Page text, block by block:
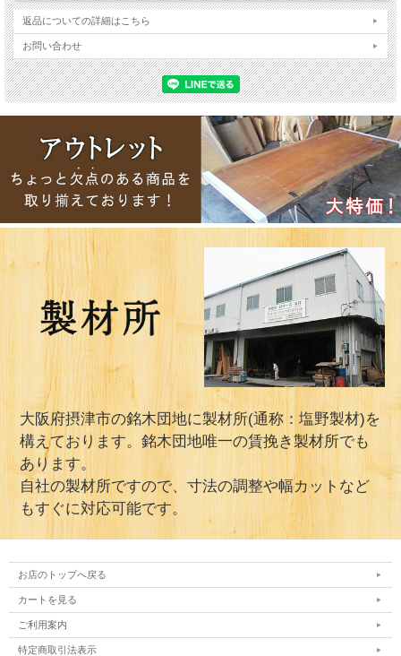
返品についての詳細はこちら
お問い合わせ
大阪府摂津市の銘木団地に製材所(通称：塩野製材)を
構えております。銘木団地唯一の賃挽き製材所でも
あります。
自社の製材所ですので、寸法の調整や幅カットなど
もすぐに対応可能です。
お店のトップへ戻る
カートを見る
ご利用案内
特定商取引法表示